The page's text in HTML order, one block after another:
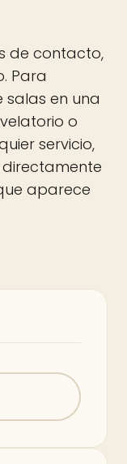
de contacto,
Para
en una
o
servicio,
aparece